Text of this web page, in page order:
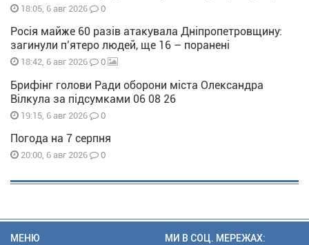
18:05, 6 авг 2026 0
Росія майже 60 разів атакувала Дніпропетровщину:
загинули п’ятеро людей, ще 16 – поранені
18:42, 6 авг 2026 0
Брифінг голови Ради оборони міста Олександра
Вілкула за підсумками 06 08 26
19:15, 6 авг 2026 0
Погода на 7 серпня
20:00, 6 авг 2026 0
МЕНЮ МИ В СОЦ. МЕРЕЖАХ: